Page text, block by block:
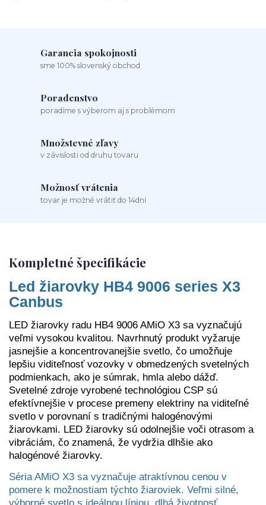
Garancia spokojnosti
sme 100% slovenský obchod
Poradenstvo
poradíme s výberom aj s problémom
Množstevné zľavy
v závislosti od druhu tovaru
Možnosť vrátenia
tovar je možné vrátiť do 14dní
Kompletné špecifikácie
Led žiarovky HB4 9006 series X3
Canbus
LED žiarovky radu HB4 9006 AMiO X3 sa vyznačujú
veľmi vysokou kvalitou. Navrhnutý produkt vyžaruje
jasnejšie a koncentrovanejšie svetlo, čo umožňuje
lepšiu viditeľnosť vozovky v obmedzených svetelných
podmienkach, ako je súmrak, hmla alebo dážď.
Svetelné zdroje vyrobené technológiou CSP sú
efektívnejšie v procese premeny elektriny na viditeľné
svetlo v porovnaní s tradičnými halogénovými
žiarovkami. LED žiarovky sú odolnejšie voči otrasom a
vibráciám, čo znamená, že vydržia dlhšie ako
halogénové žiarovky.
Séria AMiO X3 sa vyznačuje atraktívnou cenou v
pomere k možnostiam týchto žiaroviek. Veľmi silné,